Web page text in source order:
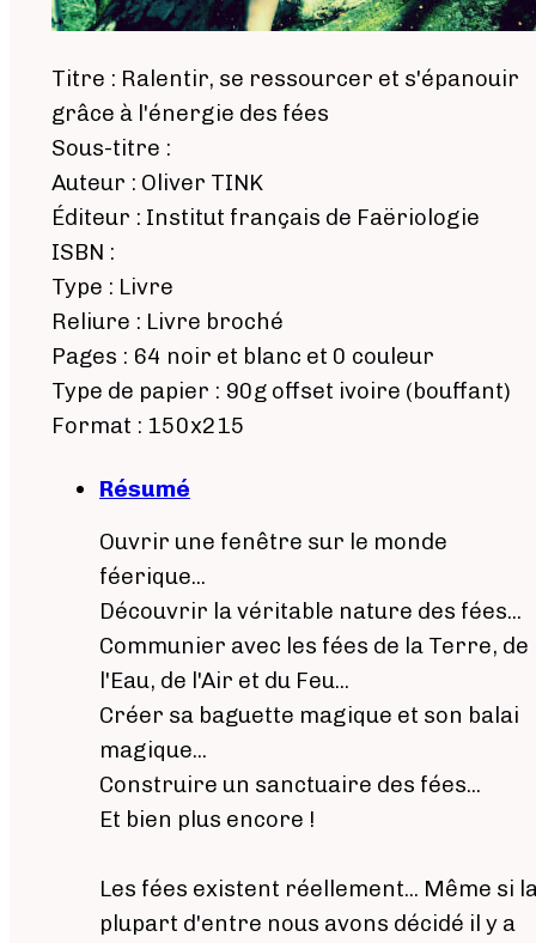
Titre : Ralentir, se ressourcer et s'épanouir
grâce à l'énergie des fées
Sous-titre :
Auteur : Oliver TINK
Éditeur : Institut français de Faëriologie
ISBN :
Type : Livre
Reliure : Livre broché
Pages : 64 noir et blanc et 0 couleur
Type de papier : 90g offset ivoire (bouffant)
Format : 150x215
Résumé
Ouvrir une fenêtre sur le monde
féerique...
Découvrir la véritable nature des fées...
Communier avec les fées de la Terre, de
l'Eau, de l'Air et du Feu...
Créer sa baguette magique et son balai
magique...
Construire un sanctuaire des fées...
Et bien plus encore !
Les fées existent réellement... Même si
plupart d'entre nous avons décidé il y a